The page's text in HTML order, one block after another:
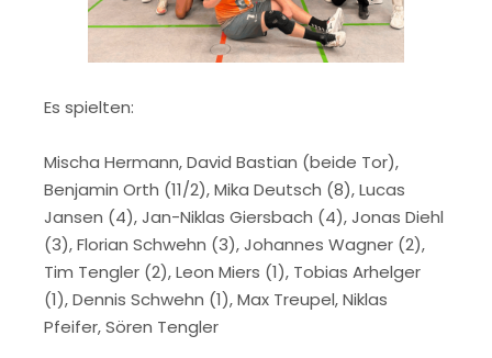
Es spielten:
Mischa Hermann, David Bastian (beide Tor),
Benjamin Orth (11/2), Mika Deutsch (8), Lucas
Jansen (4), Jan-Niklas Giersbach (4), Jonas Diehl
(3), Florian Schwehn (3), Johannes Wagner (2),
Tim Tengler (2), Leon Miers (1), Tobias Arhelger
(1), Dennis Schwehn (1), Max Treupel, Niklas
Pfeifer, Sören Tengler